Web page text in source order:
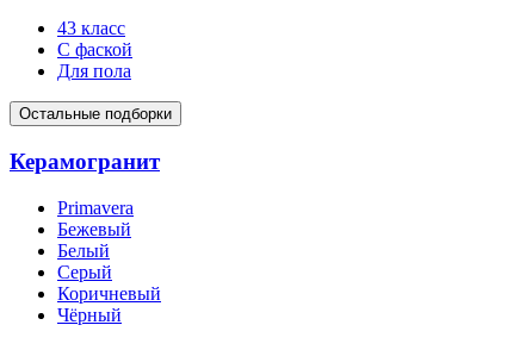
43 класс
С фаской
Для пола
Остальные подборки
Керамогранит
Primavera
Бежевый
Белый
Серый
Коричневый
Чёрный